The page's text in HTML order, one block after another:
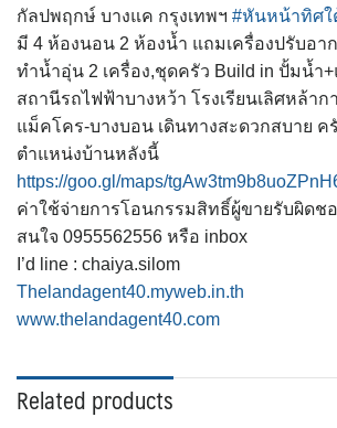
กัลปพฤกษ์ บางแค กรุงเทพฯ #หันหน้าทิศใ
มี 4 ห้องนอน 2 ห้องน้ำ แถมเครื่องปรับอาก
ทำน้ำอุ่น 2 เครื่อง,ชุดครัว Build in ปั้มน้ำ
สถานีรถไฟฟ้าบางหว้า โรงเรียนเลิศหล้า
แม็คโคร-บางบอน เดินทางสะดวกสบาย ค
ตำแหน่งบ้านหลังนี้
https://goo.gl/maps/
ค่าใช้จ่ายการโอนกรรมสิทธิ์ผู้ขายรับผิดช
สนใจ 0955562556 หรือ inbox
I’d line : chaiya.silom
Thelandagent40.myweb.in.th
www.thelandagent40.com
Related products